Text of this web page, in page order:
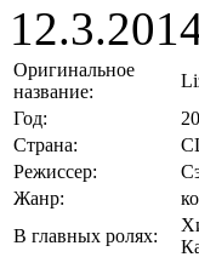
Оригинальное
название:
Год:
Страна:
Режиссер:
Жанр:
В главных ролях: